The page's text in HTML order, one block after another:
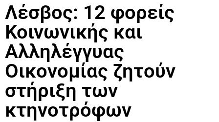
Λέσβος: 12 φορείς
Κοινωνικής και
Αλληλέγγυας
Οικονομίας ζητούν
στήριξη των
κτηνοτρόφων